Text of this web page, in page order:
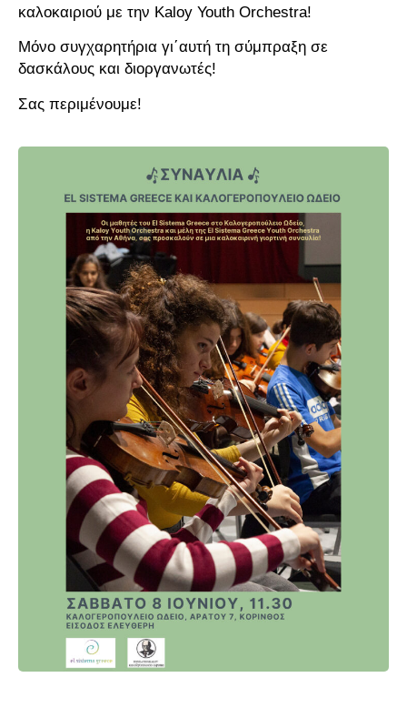
καλοκαιριού με την Kaloy Youth Orchestra!
Μόνο συγχαρητήρια γι΄αυτή τη σύμπραξη σε
δασκάλους και διοργανωτές!
Σας περιμένουμε!